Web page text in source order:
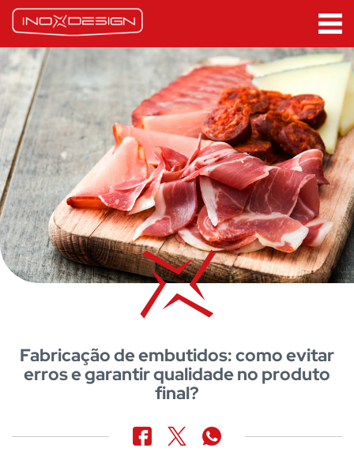
Fabricação de embutidos: como evitar
erros e garantir qualidade no produto
final?